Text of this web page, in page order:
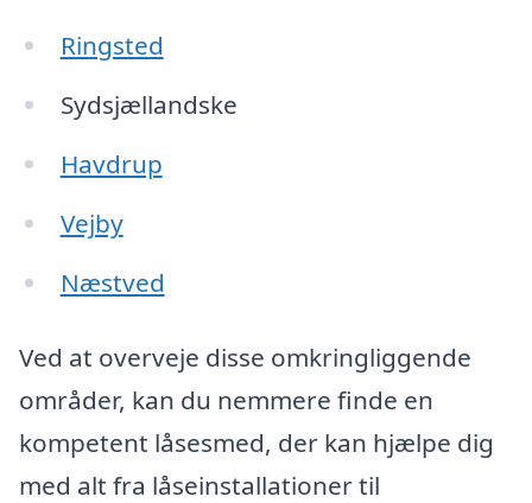
Ringsted
Sydsjællandske
Havdrup
Vejby
Næstved
Ved at overveje disse omkringliggende
områder, kan du nemmere finde en
kompetent låsesmed, der kan hjælpe dig
med alt fra låseinstallationer til